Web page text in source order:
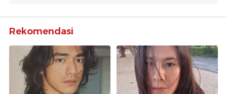
Rekomendasi